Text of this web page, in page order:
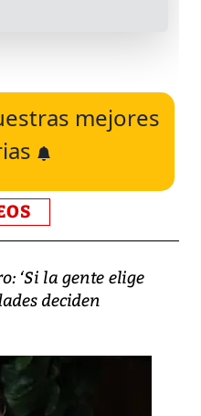
mejores
‘Si la gente elige
deciden